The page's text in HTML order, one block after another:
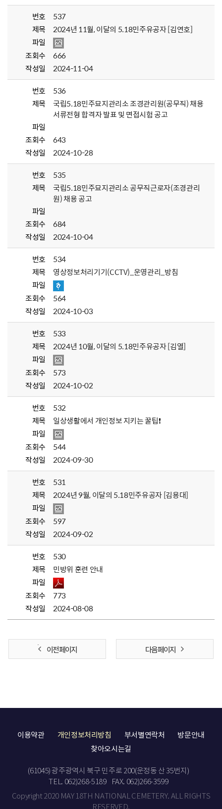
번호
537
제목
2024년 11월, 이달의 5.18민주유공자 [김연호]
파일
조회수
666
작성일
2024-11-04
번호
536
제목
국립5.18민주묘지관리소 조경관리원(공무직) 채용
서류전형 합격자 발표 및 면접시험 공고
파일
조회수
643
작성일
2024-10-28
번호
535
제목
국립5.18민주묘지관리소 공무직근로자(조경관리
원) 채용 공고
파일
조회수
684
작성일
2024-10-04
번호
534
제목
영상정보처리기기(CCTV)_운영관리_방침
파일
조회수
564
작성일
2024-10-03
번호
533
제목
2024년 10월, 이달의 5.18민주유공자 [김열]
파일
조회수
573
작성일
2024-10-02
번호
532
제목
일상생활에서 개인정보 지키는 꿀팁❗
파일
조회수
544
작성일
2024-09-30
번호
531
제목
2024년 9월, 이달의 5.18민주유공자 [김용대]
파일
조회수
597
작성일
2024-09-02
번호
530
제목
민방위 훈련 안내
파일
조회수
773
작성일
2024-08-08
이전 페이지 다음 페이지
이용약관 개인정보처리방침 부서별연락처
방문안내
찾아오시는길
(61045) 광주광역시 북구 민주로 200(운정동 산 35번지)
TEL. 062)268-5189
FAX. 062)266-3599
Copyright 2020 MAY 18TH NATIONAL CEMETERY. ALL RIGHTS
RESERVED.